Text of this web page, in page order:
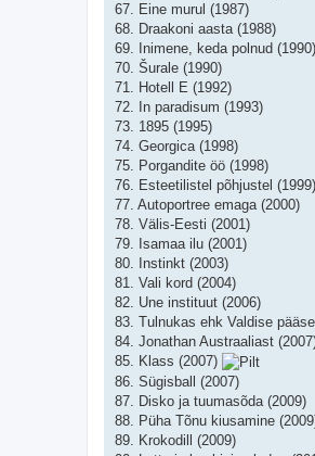
67. Eine murul (1987)
68. Draakoni aasta (1988)
69. Inimene, keda polnud (1990)
70. Šurale (1990)
71. Hotell E (1992)
72. In paradisum (1993)
73. 1895 (1995)
74. Georgica (1998)
75. Porgandite öö (1998)
76. Esteetilistel põhjustel (1999)
77. Autoportree emaga (2000)
78. Välis-Eesti (2001)
79. Isamaa ilu (2001)
80. Instinkt (2003)
81. Vali kord (2004)
82. Une instituut (2006)
83. Tulnukas ehk Valdise
84. Jonathan Austraaliast
85. Klass (2007)
86. Sügisball (2007)
87. Disko ja tuumasõda (2009)
88. Püha Tõnu kiusamine
89. Krokodill (2009)